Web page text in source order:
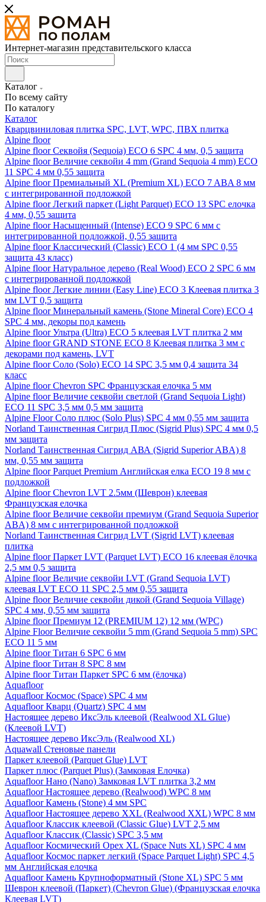
Интернет-магазин представительского класса
Каталог
По всему сайту
По каталогу
Каталог
Кварцвиниловая плитка SPC, LVT, WPC, ПВХ плитка
Alpine floor
Alpine floor Секвойя (Sequoia) ECO 6 SPC 4 мм, 0,5 защита
Alpine floor Величие секвойи 4 mm (Grand Sequoia 4 mm) ECO
11 SPC 4 мм 0,55 защита
Alpine floor Премиальный XL (Premium XL) ECO 7 ABA 8 мм
с интегрированной подложкой
Alpine floor Легкий паркет (Light Parquet) ECO 13 SPC елочка
4 мм, 0,55 защита
Alpine floor Насыщенный (Intense) ECO 9 SPC 6 мм с
интегрированной подложкой, 0,55 защита
Alpine floor Классический (Classic) ECO 1 (4 мм SPC 0,55
защита 43 класс)
Alpine floor Натуральное дерево (Real Wood) ECO 2 SPC 6 мм
с интегрированной подложкой
Alpine floor Легкие линии (Easy Line) ECO 3 Клеевая плитка 3
мм LVT 0,5 защита
Alpine floor Минеральный камень (Stone Mineral Core) ECO 4
SPC 4 мм, декоры под камень
Alpine floor Ультра (Ultra) ECO 5 клеевая LVT плитка 2 мм
Alpine floor GRAND STONE ECO 8 Клеевая плитка 3 мм с
декорами под камень, LVT
Alpine floor Соло (Solo) ECO 14 SPC 3,5 мм 0,4 защита 34
класс
Alpine floor Chevron SPC Французская елочка 5 мм
Alpine floor Величие секвойи светлой (Grand Sequoia Light)
ECO 11 SPC 3,5 мм 0,5 мм защита
Alpine Floor Соло плюс (Solo Plus) SPC 4 мм 0,55 мм защита
Norland Таинственная Сигрид Плюс (Sigrid Plus) SPC 4 мм 0,5
мм защита
Norland Таинственная Сигрид АВА (Sigrid Superior ABA) 8
мм, 0,55 мм защита
Alpine floor Parquet Premium Английская елка ECO 19 8 мм с
подложкой
Alpine floor Chevron LVT 2.5мм (Шеврон) клеевая
Французская елочка
Alpine floor Величие секвойи премиум (Grand Sequoia Superior
ABA) 8 мм с интегрированной подложкой
Norland Таинственная Сигрид LVT (Sigrid LVT) клеевая
плитка
Alpine floor Паркет LVT (Parquet LVT) ECO 16 клеевая ёлочка
2,5 мм 0,5 защита
Alpine floor Величие секвойи LVT (Grand Sequoia LVT)
клеевая LVT ECO 11 SPC 2,5 мм 0,55 защита
Alpine floor Величие секвойи дикой (Grand Sequoia Village)
SPC 4 мм, 0,55 мм защита
Alpine floor Премиум 12 (PREMIUM 12) 12 мм (WPC)
Alpine Floor Величие секвойи 5 mm (Grand Sequoia 5 mm) SPC
ECO 11 5 мм
Alpine floor Титан 6 SPC 6 мм
Alpine floor Титан 8 SPC 8 мм
Alpine floor Титан Паркет SPC 6 мм (ёлочка)
Aquafloor
Aquafloor Космос (Space) SPC 4 мм
Aquafloor Кварц (Quartz) SPC 4 мм
Настоящее дерево ИксЭль клеевой (Realwood XL Glue)
(Клеевой LVT)
Настоящее дерево ИксЭль (Realwood XL)
Aquawall Стеновые панели
Паркет клеевой (Parquet Glue) LVT
Паркет плюс (Parquet Plus) (Замковая Елочка)
Aquafloor Нано (Nano) Замковая LVT плитка 3,2 мм
Aquafloor Настоящее дерево (Realwood) WPC 8 мм
Aquafloor Камень (Stone) 4 мм SPC
Aquafloor Настоящее дерево XXL (Realwood XXL) WPC 8 мм
Aquafloor Классик клеевой (Classic Glue) LVT 2,5 мм
Aquafloor Классик (Classic) SPC 3,5 мм
Aquafloor Космический Орех XL (Space Nuts XL) SPC 4 мм
Aquafloor Космос паркет легкий (Space Parquet Light) SPC 4,5
мм Английская елочка
Aquafloor Камень Крупноформатный (Stone XL) SPC 5 мм
Шеврон клеевой (Паркет) (Chevron Glue) (Французская елочка
Клеевая LVT)